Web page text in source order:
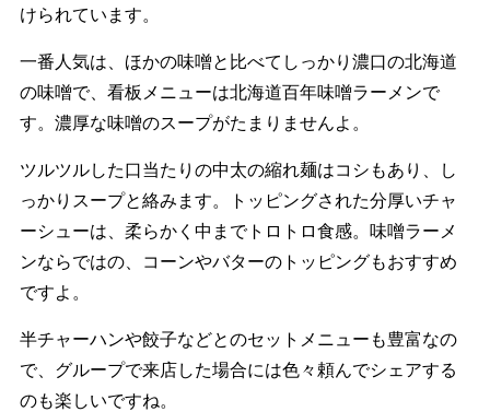
けられています。
一番人気は、ほかの味噌と比べてしっかり濃口の北海道
の味噌で、看板メニューは北海道百年味噌ラーメンで
す。濃厚な味噌のスープがたまりませんよ。
ツルツルした口当たりの中太の縮れ麺はコシもあり、し
っかりスープと絡みます。トッピングされた分厚いチャ
ーシューは、柔らかく中までトロトロ食感。味噌ラーメ
ンならではの、コーンやバターのトッピングもおすすめ
ですよ。
半チャーハンや餃子などとのセットメニューも豊富なの
で、グループで来店した場合には色々頼んでシェアする
のも楽しいですね。